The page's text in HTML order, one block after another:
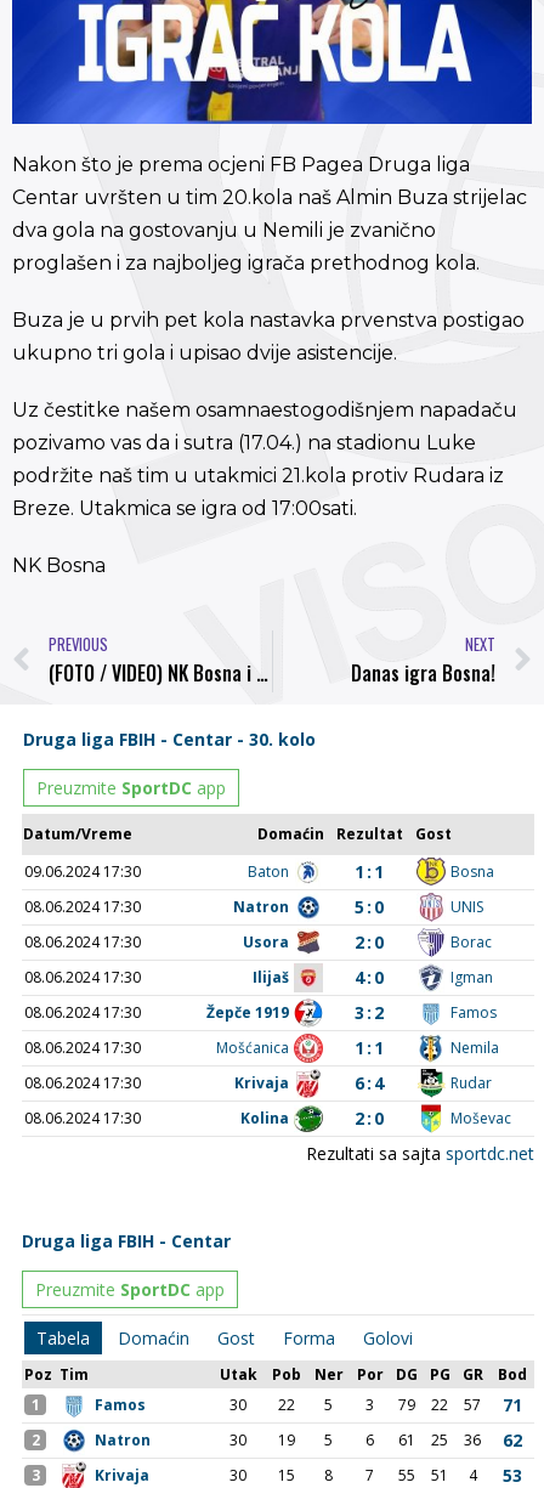
Nakon što je prema ocjeni FB Pagea Druga liga
Centar uvršten u tim 20.kola naš Almin Buza strijelac
dva gola na gostovanju u Nemili je zvanično
proglašen i za najboljeg igrača prethodnog kola.
Buza je u prvih pet kola nastavka prvenstva postigao
ukupno tri gola i upisao dvije asistencije.
Uz čestitke našem osamnaestogodišnjem napadaču
pozivamo vas da i sutra (17.04.) na stadionu Luke
podržite naš tim u utakmici 21.kola protiv Rudara iz
Breze. Utakmica se igra od 17:00sati.
NK Bosna
PREVIOUS
(FOTO / VIDEO) NK Bosna i Glamur Dizajn predstavljaju nove dresove visočkog kluba
NEXT
Danas igra Bosna!